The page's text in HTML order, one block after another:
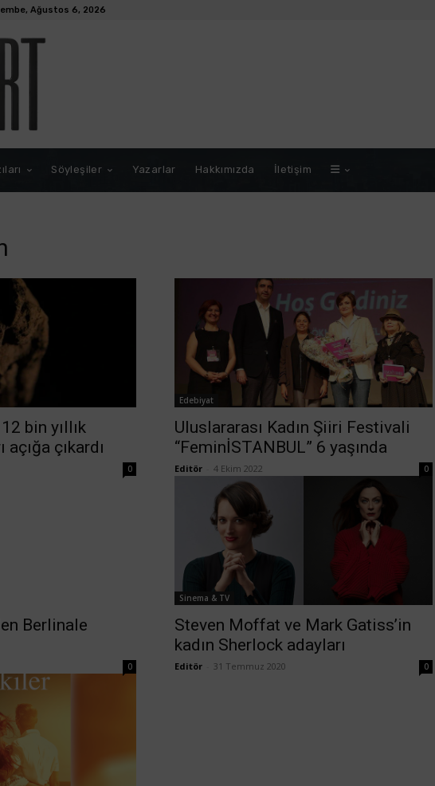
Ağustos 6, 2026
Söyleşiler Yazarlar Hakkımızda İletişim
bin yıllık
çıkardı
0
Edebiyat
Uluslararası Kadın Şiiri Festivali
“FeminİSTANBUL” 6 yaşında
Editör 4 Ekim 2022 0
Berlinale
0
Sinema & TV
Steven Moffat ve Mark Gatiss’in
kadın Sherlock adayları
Editör 31 Temmuz 2020 0